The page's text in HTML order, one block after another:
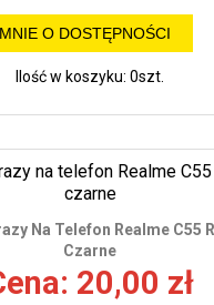
O DOSTĘPNOŚCI
Ilość w koszyku: 0szt.
Na Telefon Realme C55
Czarne
20,00 zł